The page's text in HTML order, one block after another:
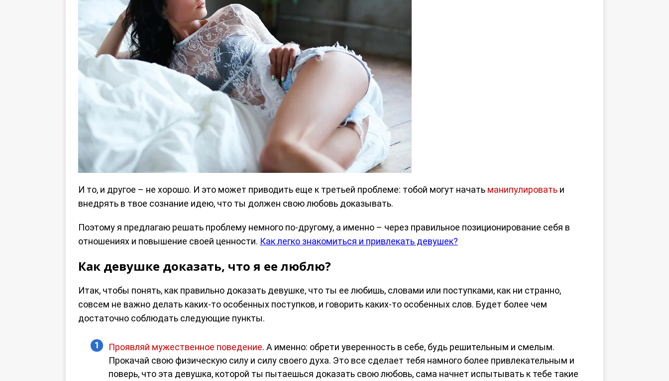
И то, и другое – не хорошо. И это может приводить еще к третьей проблеме: тобой могут начать манипулировать и
внедрять в твое сознание идею, что ты должен свою любовь доказывать.
Поэтому я предлагаю решать проблему немного по-другому, а именно – через правильное позиционирование себя в
отношениях и повышение своей ценности. Как легко знакомиться и привлекать девушек?
Как девушке доказать, что я ее люблю?
Итак, чтобы понять, как правильно доказать девушке, что ты ее любишь, словами или поступками, как ни странно,
совсем не важно делать каких-то особенных поступков, и говорить каких-то особенных слов. Будет более чем
достаточно соблюдать следующие пункты.
Проявляй мужественное поведение. А именно: обрети уверенность в себе, будь решительным и смелым.
Прокачай свою физическую силу и силу своего духа. Это все сделает тебя намного более привлекательным и
поверь, что эта девушка, которой ты пытаешься доказать свою любовь, сама начнет испытывать к тебе такие